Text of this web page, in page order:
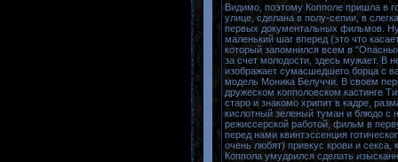
Видимо, поэтому Копполе пришла в
улице, сделана в полу-сепии, в
первых документальных фильмов.
маленький шаг вперед (это что
который запомнился всем в
за счет молодости, здесь мужает. В
изображает сумасшедшего борца с
модель Моника Белуччи. В своем
дружеском копполовском кастинге
старо и знакомо хрипит в кадре,
кислотный зеленый туман и блюдо с
режиссерской работой, фильм в
перед нами квинтэссенция
очень любят) привкус крови и секса,
Коппола умудрился сделать